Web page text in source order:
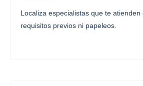
Localiza especialistas que te
requisitos previos ni papeleos.